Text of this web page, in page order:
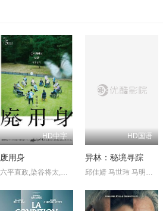
HD中字
废用身
六平直政,染谷将太,泷内公美,北村有起哉,吉冈睦雄,中村映里子,广末哲万,中井友望
HD国语
异林：秘境寻踪
邱佳婧 马世玮 马明宇 刘春霞